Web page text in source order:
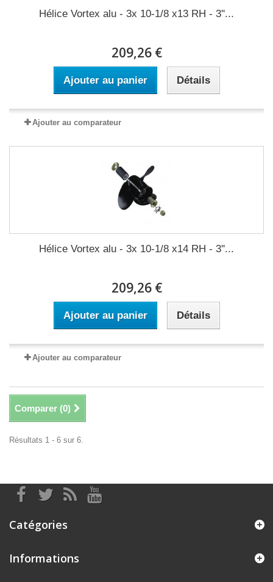
Hélice Vortex alu - 3x 10-1/8 x13 RH - 3''...
209,26 €
Ajouter au panier Détails
Ajouter au comparateur
Hélice Vortex alu - 3x 10-1/8 x14 RH - 3''...
209,26 €
Ajouter au panier Détails
Ajouter au comparateur
Comparer (0)
Résultats 1 - 6 sur 6.
Catégories
Informations